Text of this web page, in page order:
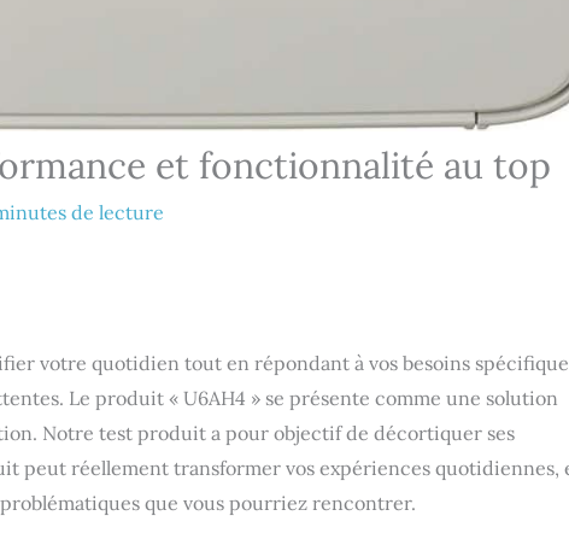
et fonctionnalité au top
de lecture
votre quotidien tout en répondant à vos besoins
Le produit « U6AH4 » se présente comme une solution
Notre test produit a pour objectif de décortiquer ses
peut réellement transformer vos expériences quotidiennes,
que vous pourriez rencontrer.